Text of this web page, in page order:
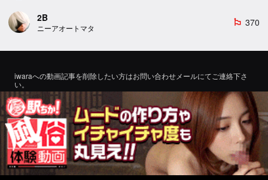
2B
ニーアオートマタ
emoji_flags 370
iwaraへの動画記事を削除したい方はお問い合わせメールにてご連絡下さ
い。
If you would like to remove a video article to iwara, please contact us by
email for inquiry.
お問い合わせ ©2022 エロMMDTube